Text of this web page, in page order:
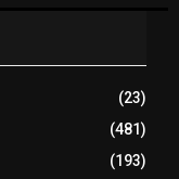
(23)
(481)
(193)